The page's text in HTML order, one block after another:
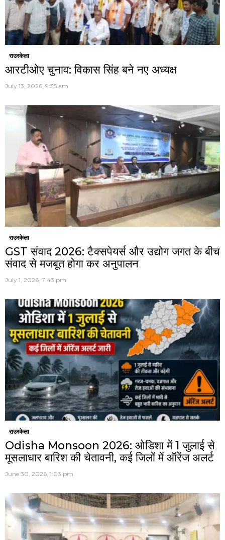
राउरकेला
आरटीओए चुनाव: विकास सिंह बने नए अध्यक्ष
July 13, 2026, 9:35 am
राउरकेला
GST संवाद 2026: टैक्सपेयर्स और उद्योग जगत के बीच
संवाद से मजबूत होगा कर अनुपालन
July 1, 2026, 7:43 pm
राउरकेला
Odisha Monsoon 2026: ओडिशा में 1 जुलाई से
मूसलाधार बारिश की चेतावनी, कई जिलों में ऑरेंज अलर्ट
June 30, 2026, 1:03 pm